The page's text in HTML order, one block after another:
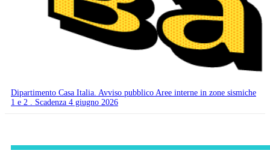
Dipartimento Casa Italia. Avviso pubblico Aree interne in zone sismiche
1 e 2 . Scadenza 4 giugno 2026